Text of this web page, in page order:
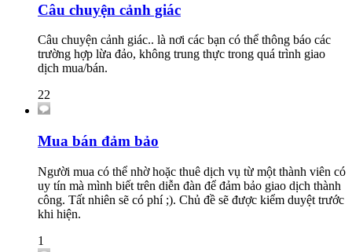
Câu chuyện cảnh giác
Câu chuyện cảnh giác.. là nơi các bạn có thể thông báo các
trường hợp lừa đảo, không trung thực trong quá trình giao
dịch mua/bán.
22
Mua bán đảm bảo
Người mua có thể nhờ hoặc thuê dịch vụ từ một thành viên có
uy tín mà mình biết trên diễn đàn để đảm bảo giao dịch thành
công. Tất nhiên sẽ có phí ;). Chủ đề sẽ được kiểm duyệt trước
khi hiện.
1